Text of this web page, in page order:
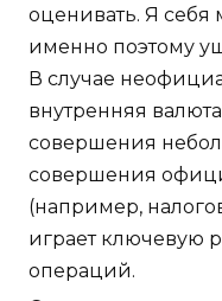
оценивать. Я себя
именно поэтому
В случае
внутренняя
совершения
совершения
(например,
играет ключевую
операций.